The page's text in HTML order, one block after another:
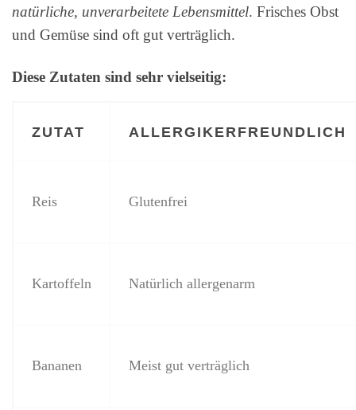
natürliche, unverarbeitete Lebensmittel. Frisches Obst
und Gemüse sind oft gut verträglich.
Diese Zutaten sind sehr vielseitig:
ZUTAT ALLERGIKERFREUNDLICH
Reis Glutenfrei
Kartoffeln Natürlich allergenarm
Bananen Meist gut verträglich